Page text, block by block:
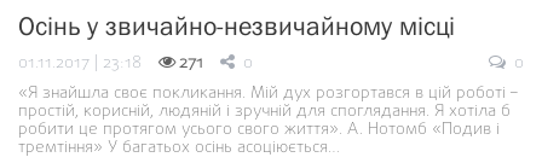
Осінь у звичайно-незвичайному місці
01.11.2017 | 23:18 271 0
0
«Я знайшла своє покликання. Мій дух розгортався в цій роботі –
простій, корисній, людяній і зручній для споглядання. Я хотіла б
робити це протягом усього свого життя». А. Нотомб «Подив і
тремтіння» У багатьох осінь асоціюється…